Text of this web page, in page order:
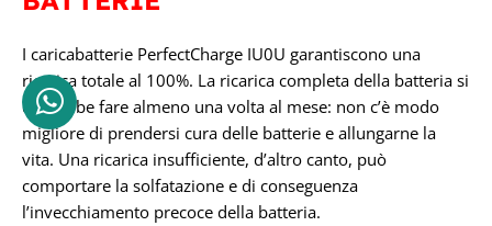
I caricabatterie PerfectCharge IU0U garantiscono una
ricarica totale al 100%. La ricarica completa della batteria si
dovrebbe fare almeno una volta al mese: non c’è modo
migliore di prendersi cura delle batterie e allungarne la
vita. Una ricarica insufficiente, d’altro canto, può
comportare la solfatazione e di conseguenza
l’invecchiamento precoce della batteria.